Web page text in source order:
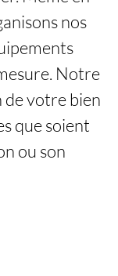
nos
Notre
votre bien
que soient
ou son